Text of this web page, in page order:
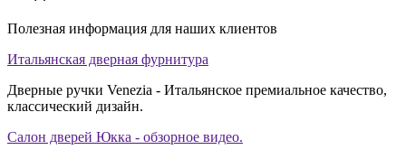
Полезная информация для наших клиентов
Итальянская дверная фурнитура
Дверные ручки Venezia - Итальянское премиальное качество,
классический дизайн.
Салон дверей Юкка - обзорное видео.